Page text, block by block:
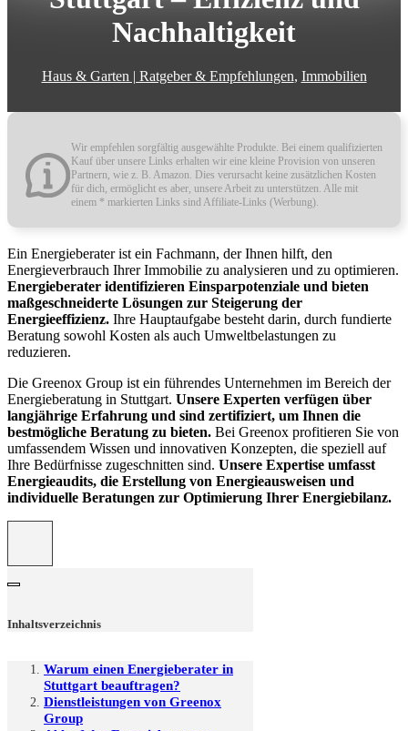
Nachhaltigkeit
Haus & Garten | Ratgeber & Empfehlungen, Immobilien
Wir empfehlen sorgfältig ausgewählte Produkte. Bei einem qualifizierten
Kauf über unsere Links erhalten wir eine kleine Provision von unseren
Partnern, wie z. B. Amazon. Dies verursacht keine zusätzlichen Kosten
für dich, ermöglicht es aber, unsere Arbeit zu unterstützen. Alle mit
einem * markierten Links sind Affiliate-Links (Werbung).
Ein Energieberater ist ein Fachmann, der Ihnen hilft, den
Energieverbrauch Ihrer Immobilie zu analysieren und zu optimieren.
Energieberater identifizieren Einsparpotenziale und bieten
maßgeschneiderte Lösungen zur Steigerung der
Energieeffizienz. Ihre Hauptaufgabe besteht darin, durch fundierte
Beratung sowohl Kosten als auch Umweltbelastungen zu
reduzieren.
Die Greenox Group ist ein führendes Unternehmen im Bereich der
Energieberatung in Stuttgart. Unsere Experten verfügen über
langjährige Erfahrung und sind zertifiziert, um Ihnen die
bestmögliche Beratung zu bieten. Bei Greenox profitieren Sie von
umfassendem Wissen und innovativen Konzepten, die speziell auf
Ihre Bedürfnisse zugeschnitten sind. Unsere Expertise umfasst
Energieaudits, die Erstellung von Energieausweisen und
individuelle Beratungen zur Optimierung Ihrer Energiebilanz.
Inhaltsverzeichnis
Warum einen Energieberater in
Stuttgart beauftragen?
Dienstleistungen von Greenox
Group